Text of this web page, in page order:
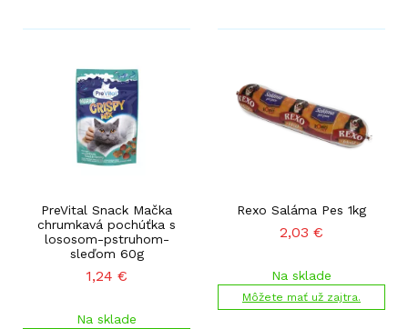
PreVital Snack Mačka
chrumkavá pochúťka s
lososom-pstruhom-
sleďom 60g
1,24 €
Na sklade
Rexo Saláma Pes 1kg
2,03 €
Na sklade
Môžete mať už zajtra.